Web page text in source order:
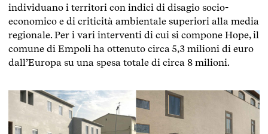
individuano i territori con indici di disagio socio-
economico e di criticità ambientale superiori alla media
regionale. Per i vari interventi di cui si compone Hope, il
comune di Empoli ha ottenuto circa 5,3 milioni di euro
dall’Europa su una spesa totale di circa 8 milioni.